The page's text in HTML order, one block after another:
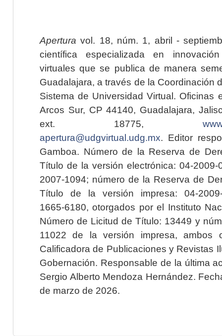
Apertura vol. 18, núm. 1, abril -
científica especializada en
virtuales que se publica de manera
Guadalajara, a través de la Coordinación
Sistema de Universidad Virtual. Oficinas
Arcos Sur, CP 44140, Guadalajara,
ext. 18775,
apertura@udgvirtual.udg.mx. Editor
Gamboa. Número de la Reserva de
Título de la versión electrónica: 04-2009-
2007-1094; número de la Reserva de
Título de la versión impresa: 04-2009-
1665-6180, otorgados por el Instituto
Número de Licitud de Título: 13449 y
11022 de la versión impresa, ambos
Calificadora de Publicaciones y Revistas
Gobernación. Responsable de la última
Sergio Alberto Mendoza Hernández.
de marzo de 2026.